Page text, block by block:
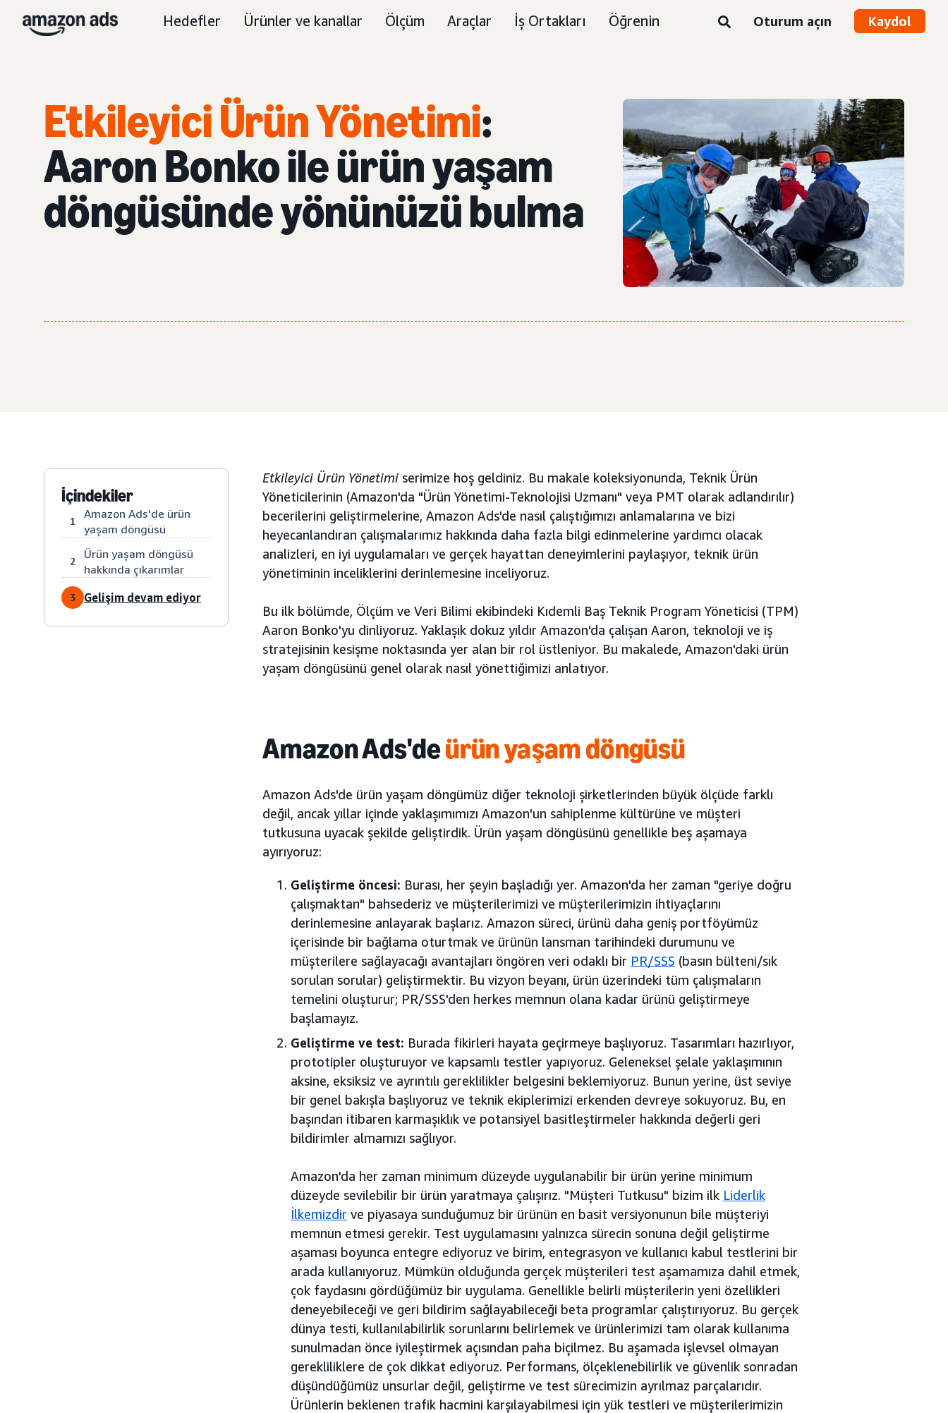
Hedefler Ürünler ve kanallar Ölçüm Araçlar İş Ortakları Öğrenin Oturum açın Kaydol
Etkileyici Ürün Yönetimi:
Aaron Bonko ile ürün yaşam
döngüsünde yönünüzü bulma
İçindekiler
1
Amazon Ads'de ürün
yaşam döngüsü
2
Ürün yaşam döngüsü
hakkında çıkarımlar
3 Gelişim devam ediyor
Etkileyici Ürün Yönetimi serimize hoş geldiniz. Bu makale koleksiyonunda, Teknik Ürün
Yöneticilerinin (Amazon'da "Ürün Yönetimi-Teknolojisi Uzmanı" veya PMT olarak adlandırılır)
becerilerini geliştirmelerine, Amazon Ads'de nasıl çalıştığımızı anlamalarına ve bizi
heyecanlandıran çalışmalarımız hakkında daha fazla bilgi edinmelerine yardımcı olacak
analizleri, en iyi uygulamaları ve gerçek hayattan deneyimlerini paylaşıyor, teknik ürün
yönetiminin inceliklerini derinlemesine inceliyoruz.
Bu ilk bölümde, Ölçüm ve Veri Bilimi ekibindeki Kıdemli Baş Teknik Program Yöneticisi (TPM)
Aaron Bonko'yu dinliyoruz. Yaklaşık dokuz yıldır Amazon'da çalışan Aaron, teknoloji ve iş
stratejisinin kesişme noktasında yer alan bir rol üstleniyor. Bu makalede, Amazon'daki ürün
yaşam döngüsünü genel olarak nasıl yönettiğimizi anlatıyor.
Amazon Ads'deürün yaşam döngüsü
Amazon Ads'de ürün yaşam döngümüz diğer teknoloji şirketlerinden büyük ölçüde farklı
değil, ancak yıllar içinde yaklaşımımızı Amazon'un sahiplenme kültürüne ve müşteri
tutkusuna uyacak şekilde geliştirdik. Ürün yaşam döngüsünü genellikle beş aşamaya
ayırıyoruz:
Geliştirme öncesi: Burası, her şeyin başladığı yer. Amazon'da her zaman "geriye doğru
çalışmaktan" bahsederiz ve müşterilerimizi ve müşterilerimizin ihtiyaçlarını
derinlemesine anlayarak başlarız. Amazon süreci, ürünü daha geniş portföyümüz
içerisinde bir bağlama oturtmak ve ürünün lansman tarihindeki durumunu ve
müşterilere sağlayacağı avantajları öngören veri odaklı bir PR/SSS (basın bülteni/sık
sorulan sorular) geliştirmektir. Bu vizyon beyanı, ürün üzerindeki tüm çalışmaların
temelini oluşturur; PR/SSS'den herkes memnun olana kadar ürünü geliştirmeye
başlamayız.
Geliştirme ve test: Burada fikirleri hayata geçirmeye başlıyoruz. Tasarımları hazırlıyor,
prototipler oluşturuyor ve kapsamlı testler yapıyoruz. Geleneksel şelale yaklaşımının
aksine, eksiksiz ve ayrıntılı gereklilikler belgesini beklemiyoruz. Bunun yerine, üst seviye
bir genel bakışla başlıyoruz ve teknik ekiplerimizi erkenden devreye sokuyoruz. Bu, en
başından itibaren karmaşıklık ve potansiyel basitleştirmeler hakkında değerli geri
bildirimler almamızı sağlıyor.
Amazon'da her zaman minimum düzeyde uygulanabilir bir ürün yerine minimum
düzeyde sevilebilir bir ürün yaratmaya çalışırız. "Müşteri Tutkusu" bizim ilk Liderlik
İlkemizdir ve piyasaya sunduğumuz bir ürünün en basit versiyonunun bile müşteriyi
memnun etmesi gerekir. Test uygulamasını yalnızca sürecin sonuna değil geliştirme
aşaması boyunca entegre ediyoruz ve birim, entegrasyon ve kullanıcı kabul testlerini bir
arada kullanıyoruz. Mümkün olduğunda gerçek müşterileri test aşamamıza dahil etmek,
çok faydasını gördüğümüz bir uygulama. Genellikle belirli müşterilerin yeni özellikleri
deneyebileceği ve geri bildirim sağlayabileceği beta programlar çalıştırıyoruz. Bu gerçek
dünya testi, kullanılabilirlik sorunlarını belirlemek ve ürünlerimizi tam olarak kullanıma
sunulmadan önce iyileştirmek açısından paha biçilmez. Bu aşamada işlevsel olmayan
gerekliliklere de çok dikkat ediyoruz. Performans, ölçeklenebilirlik ve güvenlik sonradan
düşündüğümüz unsurlar değil, geliştirme ve test sürecimizin ayrılmaz parçalarıdır.
Ürünlerin beklenen trafik hacmini karşılayabilmesi için yük testleri ve müşterilerimizin